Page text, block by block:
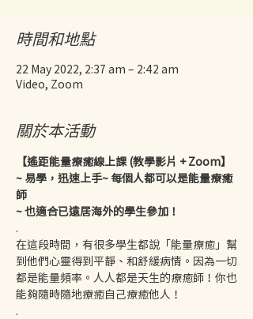
時間和地點
22 May 2022, 2:37 am – 2:42 am
Video, Zoom
關於本活動
【遙距能量療癒線上課 (教學影片 + Zoom】
~ 易學，迅速上手~ 每個人都可以是能量療癒
師
~ 也適合已遠居海外的學生參加！
.
在這段時間，有很多學生都說「能量療癒」幫
到他們心靈得到平靜、和舒緩病情。因為一切
都是能量頻率。人人都是天生的療癒師！你也
能夠隨時隨地療癒自己療癒他人！
.